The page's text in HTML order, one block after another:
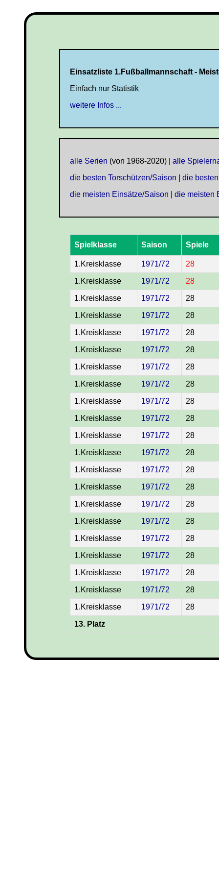
Einsatzliste 1.Fußballmannschaft -
Einfach nur Statistik
weitere Infos ...
alle Serien (von 1968-2020) | alle
die besten Torschützen/Saison
die
die meisten Einsätze/Saison
die meisten
Spielklasse Saison Spiele
1.Kreisklasse 1971/72 28
1.Kreisklasse 1971/72 28
1.Kreisklasse 1971/72 28
1.Kreisklasse 1971/72 28
1.Kreisklasse 1971/72 28
1.Kreisklasse 1971/72 28
1.Kreisklasse 1971/72 28
1.Kreisklasse 1971/72 28
1.Kreisklasse 1971/72 28
1.Kreisklasse 1971/72 28
1.Kreisklasse 1971/72 28
1.Kreisklasse 1971/72 28
1.Kreisklasse 1971/72 28
1.Kreisklasse 1971/72 28
1.Kreisklasse 1971/72 28
1.Kreisklasse 1971/72 28
1.Kreisklasse 1971/72 28
1.Kreisklasse 1971/72 28
1.Kreisklasse 1971/72 28
1.Kreisklasse 1971/72 28
1.Kreisklasse 1971/72 28
13. Platz